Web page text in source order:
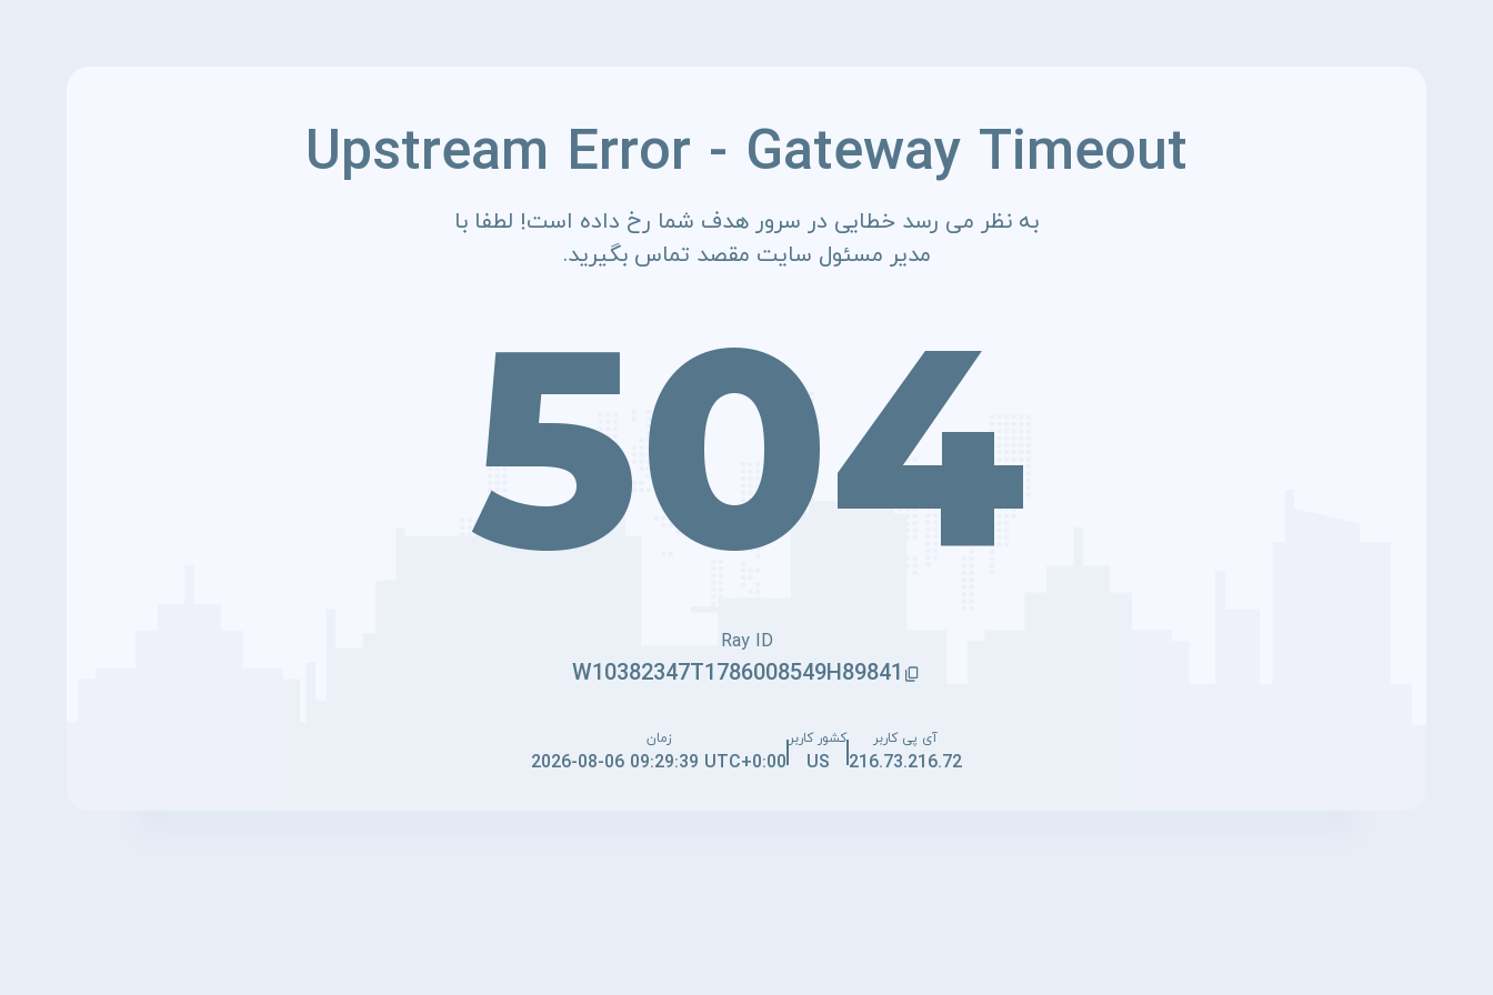
Upstream Error - Gateway Timeout
به نظر می رسد خطایی در سرور هدف شما رخ داده است! لطفا با
مدیر مسئول سایت مقصد تماس بگیرید.
504
Ray ID
W10382347T1786008549H89841
آی پی کاربر
216.73.216.72
کشور کاربر
US
زمان
2026-08-06 09:29:39 UTC+0:00